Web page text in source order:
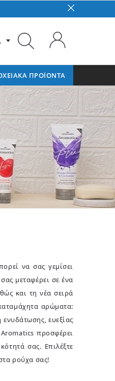
ΠΡΟΪΟΝΤΑ
να σας γεμίσει
μεταφέρει σε ένα
και τη νέα σειρά
αρώματα:
ευεξίας
προσφέρει
σας. Επιλέξτε
ρούχα σας!